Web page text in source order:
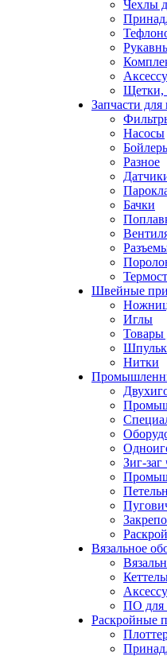
Чехлы
Щетки,
Запчасти
Насосы
Разное
Бачки
Швейные
Иглы
Товары
Нитки
Зиг-заг
Вязальное
ПО для
Раскройные